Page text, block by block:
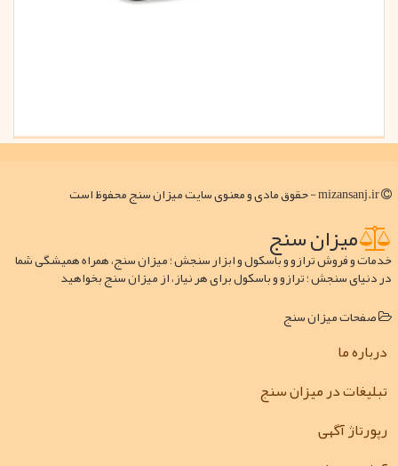
میزان سنج
خدمات و فروش ترازو و باسکول و ابزار سنجش ؛ میزان سنج، همراه همیشگی شما
در دنیای سنجش ؛ ترازو و باسکول برای هر نیاز، از میزان سنج بخواهید
صفحات میزان سنج
درباره ما
تبلیغات در میزان سنج
رپورتاژ آگهی